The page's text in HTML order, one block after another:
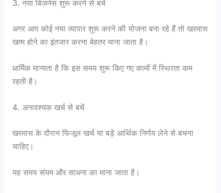
3. नया बिजनेस शुरू करने से बचें
अगर आप कोई नया व्यापार शुरू करने की योजना बना रहे हैं तो खरमास
खत्म होने का इंतजार करना बेहतर माना जाता है।
धार्मिक मान्यता है कि इस समय शुरू किए गए कामों में स्थिरता कम
रहती है।
4. अनावश्यक खर्च से बचें
खरमास के दौरान फिजूल खर्च या बड़े आर्थिक निर्णय लेने से बचना
चाहिए।
यह समय संयम और साधना का माना जाता है।